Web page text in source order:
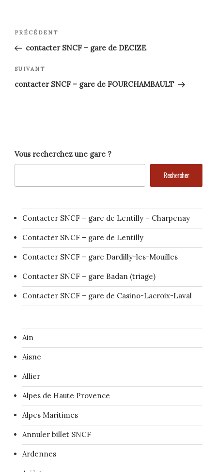
Navigation
de
l’article
Article
précédent
PRÉCÉDENT
contacter SNCF – gare de DECIZE
Article
suivant
SUIVANT
contacter SNCF – gare de FOURCHAMBAULT
Vous recherchez une gare ?
Rechercher
Contacter SNCF – gare de Lentilly – Charpenay
Contacter SNCF – gare de Lentilly
Contacter SNCF – gare Dardilly-les-Mouilles
Contacter SNCF – gare Badan (triage)
Contacter SNCF – gare de Casino-Lacroix-Laval
Ain
Aisne
Allier
Alpes de Haute Provence
Alpes Maritimes
Annuler billet SNCF
Ardennes